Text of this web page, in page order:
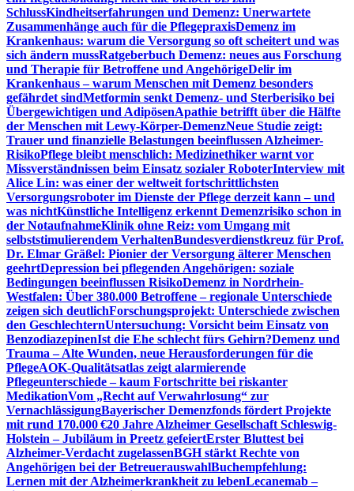
SchlussKindheitserfahrungen und Demenz: Unerwartete
Zusammenhänge auch für die PflegepraxisDemenz im
Krankenhaus: warum die Versorgung so oft scheitert und was
sich ändern mussRatgeberbuch Demenz: neues aus Forschung
und Therapie für Betroffene und AngehörigeDelir im
Krankenhaus – warum Menschen mit Demenz besonders
gefährdet sindMetformin senkt Demenz- und Sterberisiko bei
Übergewichtigen und AdipösenApathie betrifft über die Hälfte
der Menschen mit Lewy-Körper-DemenzNeue Studie zeigt:
Trauer und finanzielle Belastungen beeinflussen Alzheimer-
RisikoPflege bleibt menschlich: Medizinethiker warnt vor
Missverständnissen beim Einsatz sozialer RoboterInterview mit
Alice Lin: was einer der weltweit fortschrittlichsten
Versorgungsroboter im Dienste der Pflege derzeit kann – und
was nichtKünstliche Intelligenz erkennt Demenzrisiko schon in
der NotaufnahmeKlinik ohne Reiz: vom Umgang mit
selbststimulierendem VerhaltenBundesverdienstkreuz für Prof.
Dr. Elmar Gräßel: Pionier der Versorgung älterer Menschen
geehrtDepression bei pflegenden Angehörigen: soziale
Bedingungen beeinflussen RisikoDemenz in Nordrhein-
Westfalen: Über 380.000 Betroffene – regionale Unterschiede
zeigen sich deutlichForschungsprojekt: Unterschiede zwischen
den GeschlechternUntersuchung: Vorsicht beim Einsatz von
BenzodiazepinenIst die Ehe schlecht fürs Gehirn?Demenz und
Trauma – Alte Wunden, neue Herausforderungen für die
PflegeAOK-Qualitätsatlas zeigt alarmierende
Pflegeunterschiede – kaum Fortschritte bei riskanter
MedikationVom „Recht auf Verwahrlosung“ zur
VernachlässigungBayerischer Demenzfonds fördert Projekte
mit rund 170.000 €20 Jahre Alzheimer Gesellschaft Schleswig-
Holstein – Jubiläum in Preetz gefeiertErster Bluttest bei
Alzheimer-Verdacht zugelassenBGH stärkt Rechte von
Angehörigen bei der BetreuerauswahlBuchempfehlung:
Lernen mit der Alzheimerkrankheit zu lebenLecanemab –